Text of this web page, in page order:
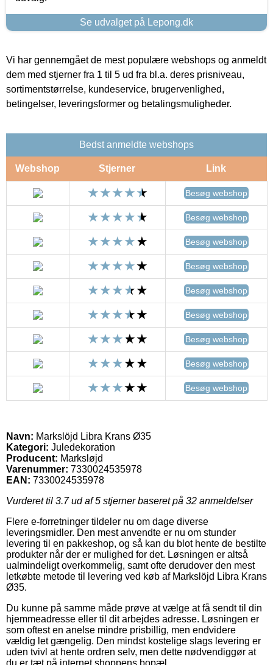
Se udvalget på Lepong.dk
Vi har gennemgået de mest populære webshops og anmeldt
dem med stjerner fra 1 til 5 ud fra bl.a. deres prisniveau,
sortimentstørrelse, kundeservice, brugervenlighed,
betingelser, leveringsformer og betalingsmuligheder.
Bedst anmeldte webshops
Webshop Stjerner Link
Besøg webshop
Besøg webshop
Besøg webshop
Besøg webshop
Besøg webshop
Besøg webshop
Besøg webshop
Besøg webshop
Besøg webshop
Navn: Markslöjd Libra Krans Ø35
Kategori: Juledekoration
Producent: Marksløjd
Varenummer: 7330024535978
EAN: 7330024535978
Vurderet til 3.7ud af 5 stjerner baseret på 32 anmeldelser
Flere e-forretninger tildeler nu om dage diverse
leveringsmidler. Den mest anvendte er nu om stunder
levering til en pakkeshop, og så kan du blot hente de bestilte
produkter når der er mulighed for det. Løsningen er altså
ualmindeligt overkommelig, samt ofte derudover den mest
letkøbte metode til levering ved køb af Markslöjd Libra Krans
Ø35.
Du kunne på samme måde prøve at vælge at få sendt til din
hjemmeadresse eller til dit arbejdes adresse. Løsningen er
som oftest en anelse mindre prisbillig, men endvidere
vældig let gængelig. Den mindst kostelige slags levering er
uden tvivl at hente ordren selv, men dette nødvendiggør at
du er tæt på internet shoppens bopæl.